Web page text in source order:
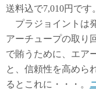
送料込で7,010円です。
プラジョイントは
アーチュープの取り
で賄うために、エア
と、信頼性を高めら
るとこれに・・・。